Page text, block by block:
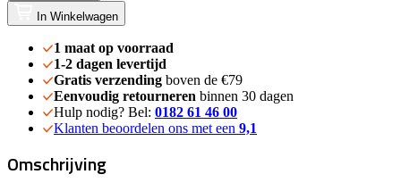
In Winkelwagen
1 maat op voorraad
1-2 dagen levertijd
Gratis verzending boven de €79
Eenvoudig retourneren binnen 30 dagen
Hulp nodig? Bel: 0182 61 46 00
Klanten beoordelen ons met een 9,1
Omschrijving